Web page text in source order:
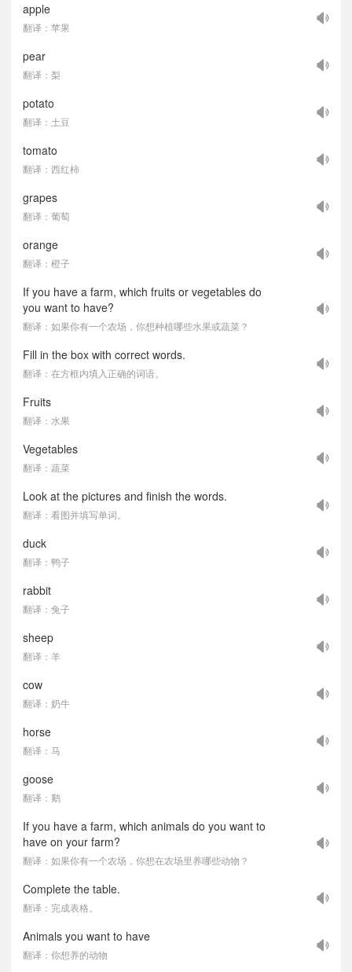
apple
翻译：苹果
pear
翻译：梨
potato
翻译：土豆
tomato
翻译：西红柿
grapes
翻译：葡萄
orange
翻译：橙子
If you have a farm, which fruits or vegetables do
you want to have?
翻译：如果你有一个农场，你想种植哪些水果或蔬菜？
Fill in the box with correct words.
翻译：在方框内填入正确的词语。
Fruits
翻译：水果
Vegetables
翻译：蔬菜
Look at the pictures and finish the words.
翻译：看图并填写单词。
duck
翻译：鸭子
rabbit
翻译：兔子
sheep
翻译：羊
cow
翻译：奶牛
horse
翻译：马
goose
翻译：鹅
If you have a farm, which animals do you want to
have on your farm?
翻译：如果你有一个农场，你想在农场里养哪些动物？
Complete the table.
翻译：完成表格。
Animals you want to have
翻译：你想养的动物